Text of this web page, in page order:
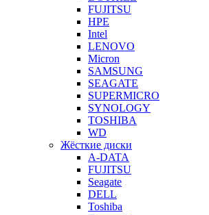
FUJITSU
HPE
Intel
LENOVO
Micron
SAMSUNG
SEAGATE
SUPERMICRO
SYNOLOGY
TOSHIBA
WD
Жёсткие диски
A-DATA
FUJITSU
Seagate
DELL
Toshiba